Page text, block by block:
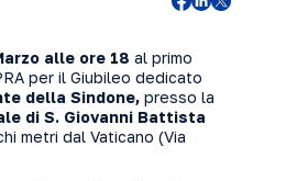
alle ore 18 al primo
per il Giubileo dedicato
della Sindone, presso la
di S. Giovanni Battista
metri dal Vaticano (Via